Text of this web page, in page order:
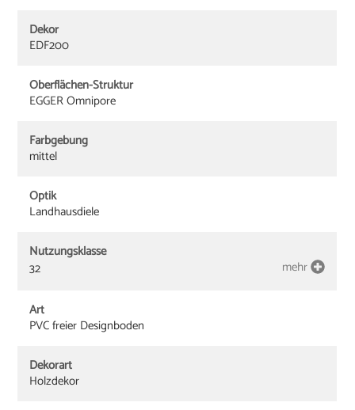
Dekor
EDF200
Oberflächen-Struktur
EGGER Omnipore
Farbgebung
mittel
Optik
Landhausdiele
Nutzungsklasse
32
mehr
Art
PVC freier Designboden
Dekorart
Holzdekor